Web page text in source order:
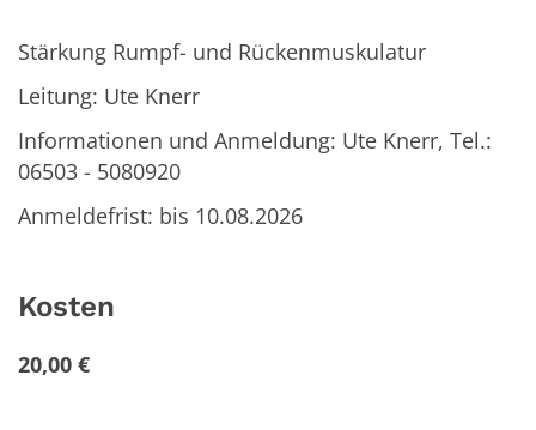
Stärkung Rumpf- und Rückenmuskulatur
Leitung: Ute Knerr
Informationen und Anmeldung: Ute Knerr, Tel.:
06503 - 5080920
Anmeldefrist: bis 10.08.2026
Kosten
20,00 €